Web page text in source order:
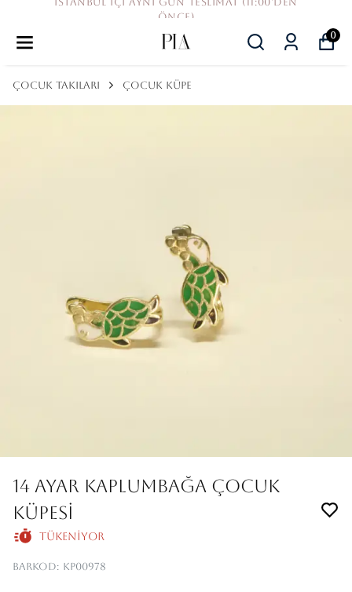
ÖNCE)
0
ÇOCUK TAKILARI ÇOCUK KÜPE
14 AYAR KAPLUMBAĞA ÇOCUK
KÜPESİ
Tükeniyor
Barkod: KP00978